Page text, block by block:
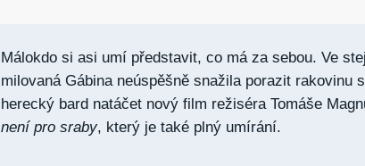
Málokdo si asi umí představit, co má za sebou. Ve
milovaná Gábina neúspěšně snažila porazit rakovinu
herecký bard natáčet nový film režiséra Tomáše
není pro sraby, který je také plný umírání.